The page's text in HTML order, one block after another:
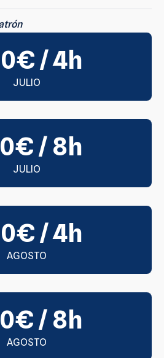
/ 4h
JULIO
/ 8h
JULIO
/ 4h
AGOSTO
/ 8h
AGOSTO